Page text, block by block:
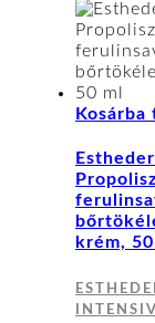
Kosárba
krém, 50